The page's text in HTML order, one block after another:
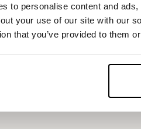
to personalise content and
your use of our site with our
that you’ve provided to them